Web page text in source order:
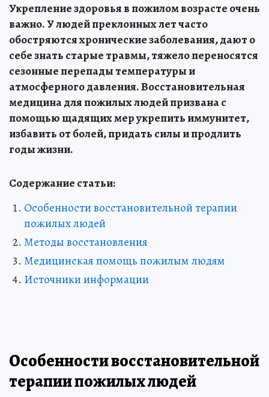
Укрепление здоровья в пожилом возрасте очень
важно. У людей преклонных лет часто
обостряются хронические заболевания, дают о
себе знать старые травмы, тяжело переносятся
сезонные перепады температуры и
атмосферного давления. Восстановительная
медицина для пожилых людей призвана с
помощью щадящих мер укрепить иммунитет,
избавить от болей, придать силы и продлить
годы жизни.
Содержание статьи:
Особенности восстановительной терапии
пожилых людей
Методы восстановления
Медицинская помощь пожилым людям
Источники информации
Особенности восстановительной
терапии пожилых людей